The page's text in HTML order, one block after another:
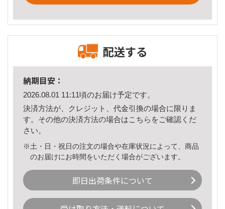
配送する
納期目安：
2026.08.01 11:11頃のお届け予定です。
決済方法が、クレジット、代金引換の場合に限りま
す。その他の決済方法の場合はこちら をご確認くだ
さい。
※土・日・祝日の注文の場合や在庫状況によって、商品
のお届けにお時間をいただく場合がございます。
即日出荷条件について